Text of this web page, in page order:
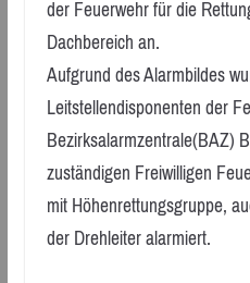
der Feuerwehr für die
Dachbereich an.
Aufgrund des Alarmbildes
Leitstellendisponenten der
Bezirksalarmzentrale(BAZ)
zuständigen Freiwilligen
mit Höhenrettungsgruppe,
der Drehleiter alarmiert.